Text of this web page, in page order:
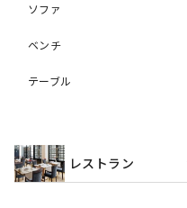
ソファ
ベンチ
テーブル
レストラン